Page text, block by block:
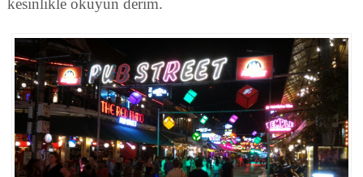
kesinlikle okuyun derim.